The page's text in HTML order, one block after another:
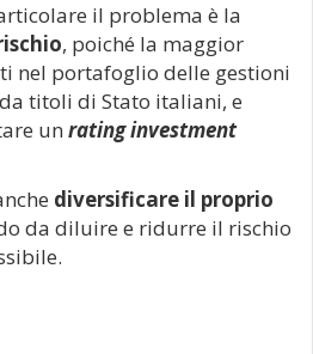
il problema è la
, poiché la maggior
nel portafoglio delle gestioni
titoli di Stato italiani, e
un ratinginvestment
diversificare il proprio
da diluire e ridurre il rischio